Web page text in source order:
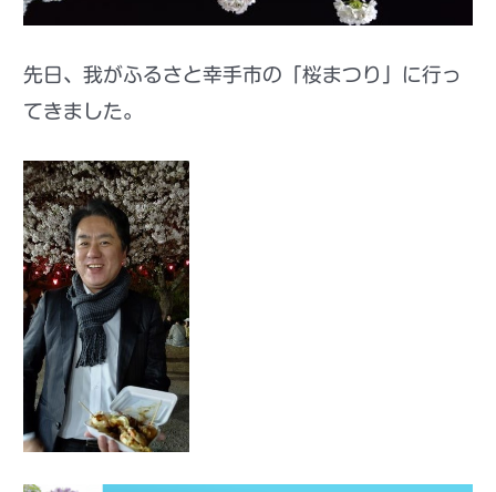
先日、我がふるさと幸手市の「桜まつり」に行っ
てきました。